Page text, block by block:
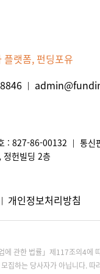
랫폼, 펀딩포유
|
: 827-86-00132 | 통신
정헌빌딩 2층
| 개인정보처리방침
에 관한 법률」제117조의4에
집하는 당사자가 아닙니다.